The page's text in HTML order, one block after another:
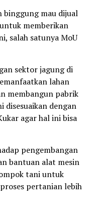
binggung mau dijual
memberikan
salah satunya MoU
sektor jagung di
lahan
membangun pabrik
disesuaikan dengan
agar hal ini bisa
pengembangan
bantuan alat mesin
tani untuk
pertanian lebih